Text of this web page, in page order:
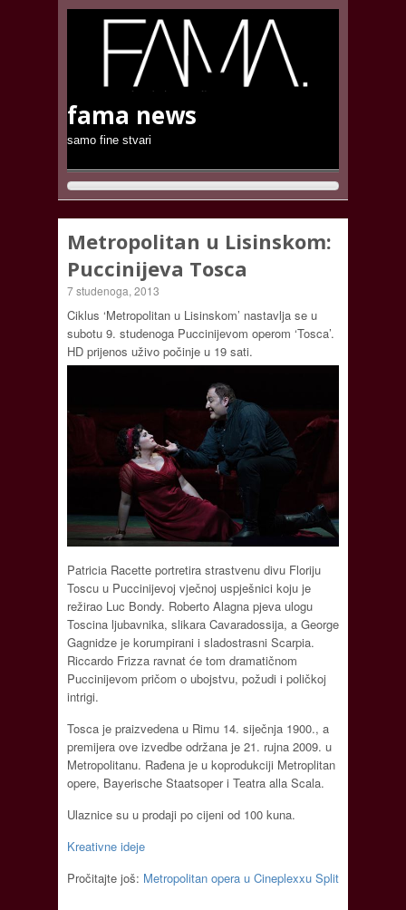
fama news
samo fine stvari
Metropolitan u Lisinskom:
Puccinijeva Tosca
7 studenoga, 2013
Ciklus ‘Metropolitan u Lisinskom’ nastavlja se u
subotu 9. studenoga Puccinijevom operom ‘Tosca’.
HD prijenos uživo počinje u 19 sati.
Patricia Racette portretira strastvenu divu Floriju
Toscu u Puccinijevoj vječnoj uspješnici koju je
režirao Luc Bondy. Roberto Alagna pjeva ulogu
Toscina ljubavnika, slikara Cavaradossija, a George
Gagnidze je korumpirani i sladostrasni Scarpia.
Riccardo Frizza ravnat će tom dramatičnom
Puccinijevom pričom o ubojstvu, požudi i poličkoj
intrigi.
Tosca je praizvedena u Rimu 14. siječnja 1900., a
premijera ove izvedbe održana je 21. rujna 2009. u
Metropolitanu. Rađena je u koprodukciji Metroplitan
opere, Bayerische Staa­tsoper i Teatra alla Scala.
Ulaznice su u prodaji po cijeni od 100 kuna.
Kreativne ideje
Pročitajte još: Metropolitan opera u Cineplexxu Split